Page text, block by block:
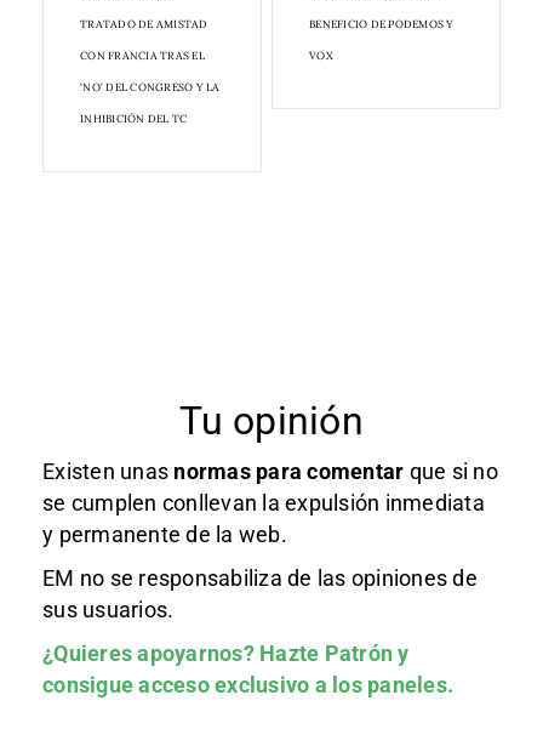
TRATADO DE AMISTAD
CON FRANCIA TRAS EL
'NO' DEL CONGRESO Y LA
INHIBICIÓN DEL TC
BENEFICIO DE PODEMOS Y
VOX
Tu opinión
Existen unas normas para comentar que si no
se cumplen conllevan la expulsión inmediata
y permanente de la web.
EM no se responsabiliza de las opiniones de
sus usuarios.
¿Quieres apoyarnos? Hazte Patróny
consigue acceso exclusivo a los paneles.